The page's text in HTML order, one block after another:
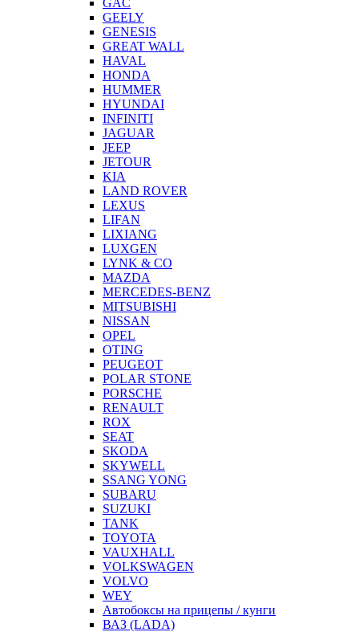
GAC
GEELY
GENESIS
GREAT WALL
HAVAL
HONDA
HUMMER
HYUNDAI
INFINITI
JAGUAR
JEEP
JETOUR
KIA
LAND ROVER
LEXUS
LIFAN
LIXIANG
LUXGEN
LYNK & CO
MAZDA
MERCEDES-BENZ
MITSUBISHI
NISSAN
OPEL
OTING
PEUGEOT
POLAR STONE
PORSCHE
RENAULT
ROX
SEAT
SKODA
SKYWELL
SSANG YONG
SUBARU
SUZUKI
TANK
TOYOTA
VAUXHALL
VOLKSWAGEN
VOLVO
WEY
Автобоксы на прицепы / кунги
ВАЗ (LADA)